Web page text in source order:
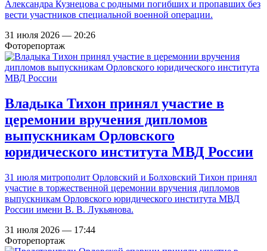
Александра Кузнецова с родными погибших и пропавших без
вести участников специальной военной операции.
31 июля 2026 — 20:26
Фоторепортаж
Владыка Тихон принял участие в
церемонии вручения дипломов
выпускникам Орловского
юридического института МВД России
31 июля митрополит Орловский и Болховский Тихон принял
участие в торжественной церемонии вручения дипломов
выпускникам Орловского юридического института МВД
России имени В. В. Лукьянова.
31 июля 2026 — 17:44
Фоторепортаж